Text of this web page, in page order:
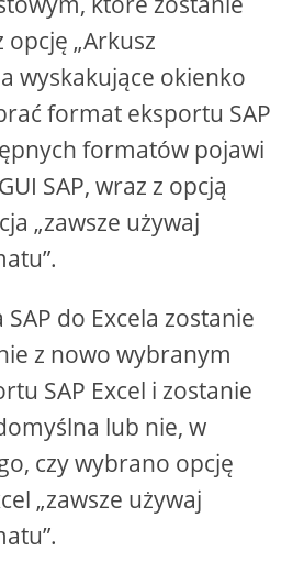
„Arkusz
wyskakujące okienko
format eksportu SAP
formatów pojawi
SAP, wraz z opcją
„zawsze używaj
do Excela zostanie
z nowo wybranym
SAP Excel i zostanie
lub nie, w
czy wybrano opcję
„zawsze używaj